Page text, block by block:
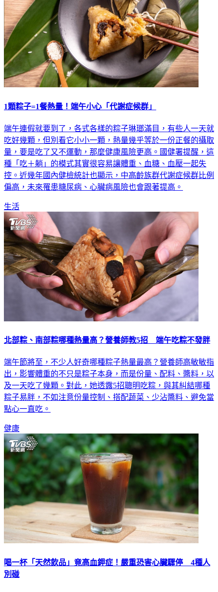
1顆粽子=1餐熱量！端午小心「代謝症候群」
端午連假就要到了，各式各樣的粽子琳瑯滿目，有些人一天就
吃好幾顆，但別看它小小一顆，熱量幾乎等於一份正餐的攝取
量，要是吃了又不運動，那麼健康風險更高。國健署提醒，這
種「吃＋躺」的模式其實很容易讓體重、血糖、血壓一起失
控。近幾年國內健檢統計也顯示，中高齡族群代謝症候群比例
偏高，未來罹患糖尿病、心臟病風險也會跟著提高。
生活
北部粽、南部粽哪種熱量高？營養師教5招 端午吃粽不發胖
端午節將至，不少人好奇哪種粽子熱量最高？營養師高敏敏指
出，影響體重的不只是粽子本身，而是份量、配料、醬料，以
及一天吃了幾顆。對此，她透露5招聰明吃粽，與其糾結哪種
粽子易胖，不如注意份量控制、搭配蔬菜、少沾醬料、避免當
點心一直吃。
健康
喝一杯「天然飲品」竟高血鉀症！嚴重恐害心臟驟停 4種人
別碰